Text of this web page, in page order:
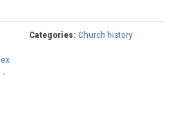
Categories: Church history
-